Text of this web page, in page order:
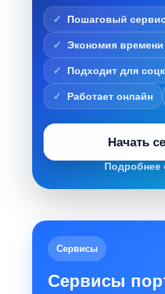
Пошаговый
Экономия времени
Подходит для
Работает онлайн
Начать
Подробнее
Сервисы
Сервисы